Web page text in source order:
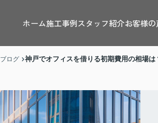
ホーム施工事例スタッフ紹介お客様
ブログ 神戸でオフィスを借りる初期費用の相場